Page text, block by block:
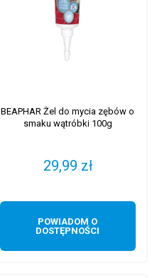
BEAPHAR Żel do mycia zębów o
smaku wątróbki 100g
29,99 zł
POWIADOM O
DOSTĘPNOŚCI